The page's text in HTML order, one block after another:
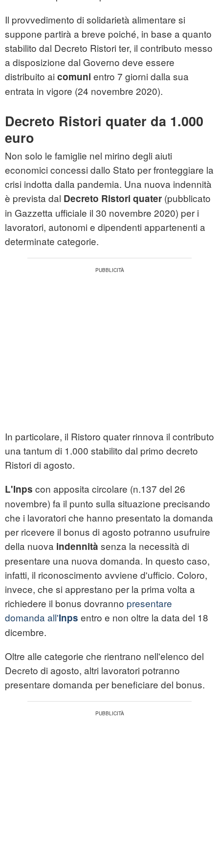
Il provvedimento di solidarietà alimentare si
suppone partirà a breve poiché, in base a quanto
stabilito dal Decreto Ristori ter, il contributo messo
a disposizione dal Governo deve essere
distribuito ai comuni entro 7 giorni dalla sua
entrata in vigore (24 novembre 2020).
Decreto Ristori quater da 1.000
euro
Non solo le famiglie nel mirino degli aiuti
economici concessi dallo Stato per fronteggiare la
crisi indotta dalla pandemia. Una nuova indennità
è prevista dal Decreto Ristori quater (pubblicato
in Gazzetta ufficiale il 30 novembre 2020) per i
lavoratori, autonomi e dipendenti appartenenti a
determinate categorie.
In particolare, il Ristoro quater rinnova il contributo
una tantum di 1.000 stabilito dal primo decreto
Ristori di agosto.
L'Inps con apposita circolare (n.137 del 26
novembre) fa il punto sulla situazione precisando
che i lavoratori che hanno presentato la domanda
per ricevere il bonus di agosto potranno usufruire
della nuova indennità senza la necessità di
presentare una nuova domanda. In questo caso,
infatti, il riconoscimento avviene d'ufficio. Coloro,
invece, che si apprestano per la prima volta a
richiedere il bonus dovranno presentare
domanda all'Inps entro e non oltre la data del 18
dicembre.
Oltre alle categorie che rientrano nell'elenco del
Decreto di agosto, altri lavoratori potranno
presentare domanda per beneficiare del bonus.